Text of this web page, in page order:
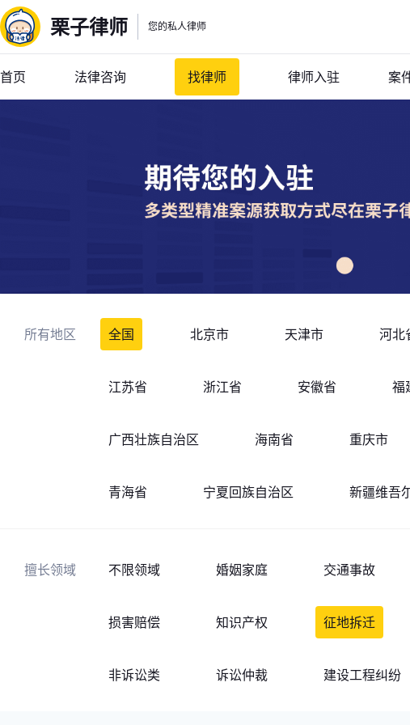
栗子律师 您的私人律师
首页 法律咨询 找律师 律师入驻 案
所有地区 全国 北京市 天津市 河北
江苏省 浙江省 安徽省 福
广西壮族自治区 海南省 重庆市
青海省 宁夏回族自治区 新疆维吾
擅长领域 不限领域 婚姻家庭 交通事故
损害赔偿 知识产权 征地拆迁
非诉讼类 诉讼仲裁 建设工程纠纷